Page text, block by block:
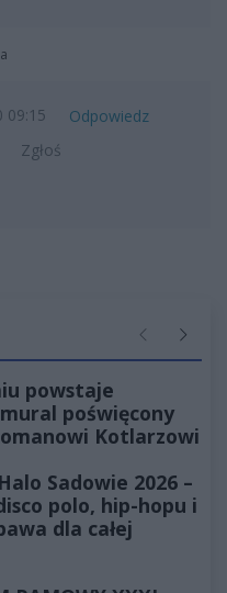
09:15
Odpowiedz
Zgłoś
Poprzednie
powstaje
poświęcony
Kotlarzowi
Sadowie 2026 –
polo, hip-hopu i
dla całej